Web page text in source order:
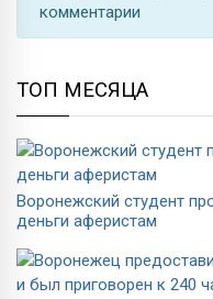
комментарии
ТОП МЕСЯЦА
Воронежский студент
деньги аферистам